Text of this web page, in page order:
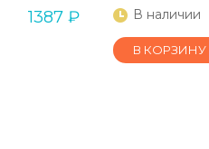
1387 ₽ В наличии
В КОРЗИНУ